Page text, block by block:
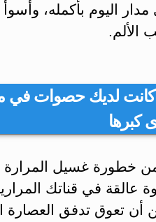
اليوم بأكمله،
الألم.
كانت لديك حصوات في
كبرها
خطورة غسيل
عالقة في قناتك
أن تعوق تدفق العصارة